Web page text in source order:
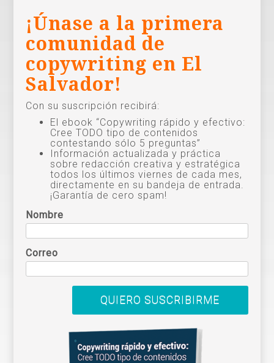
¡Únase a la primera
comunidad de
copywriting en El
Salvador!
Con su suscripción recibirá:
El ebook “Copywriting rápido y efectivo:
Cree TODO tipo de contenidos
contestando sólo 5 preguntas”
Información actualizada y práctica
sobre redacción creativa y estratégica
todos los últimos viernes de cada mes,
directamente en su bandeja de entrada.
¡Garantía de cero spam!
Nombre
Correo